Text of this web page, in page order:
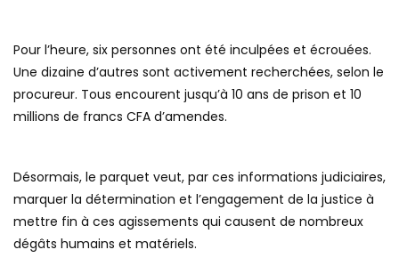
Pour l’heure, six personnes ont été inculpées et écrouées.
Une dizaine d’autres sont activement recherchées, selon le
procureur. Tous encourent jusqu’à 10 ans de prison et 10
millions de francs CFA d’amendes.
Désormais, le parquet veut, par ces informations judiciaires,
marquer la détermination et l’engagement de la justice à
mettre fin à ces agissements qui causent de nombreux
dégâts humains et matériels.